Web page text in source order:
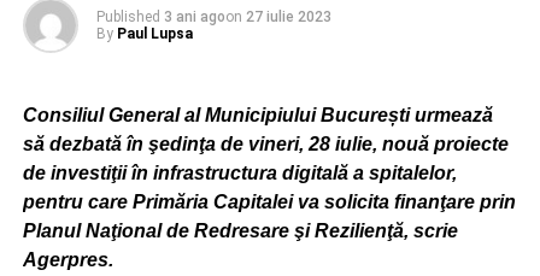
Kaufland: Strada Sergent Năstase Pamfil numărul 2,
Piața Arcul de Triumf,
Sky Tower: Barbu Văcărescu numărul 260,
Piața Presei,
Published 3 ani agoon 27 iulie 2023
By Paul Lupsa
Consiliul General al Municipiului București urmează
să dezbată în şedinţa de vineri, 28 iulie, nouă proiecte
de investiţii în infrastructura digitală a spitalelor,
pentru care Primăria Capitalei va solicita finanţare prin
Planul Naţional de Redresare şi Rezilienţă, scrie
Agerpres.